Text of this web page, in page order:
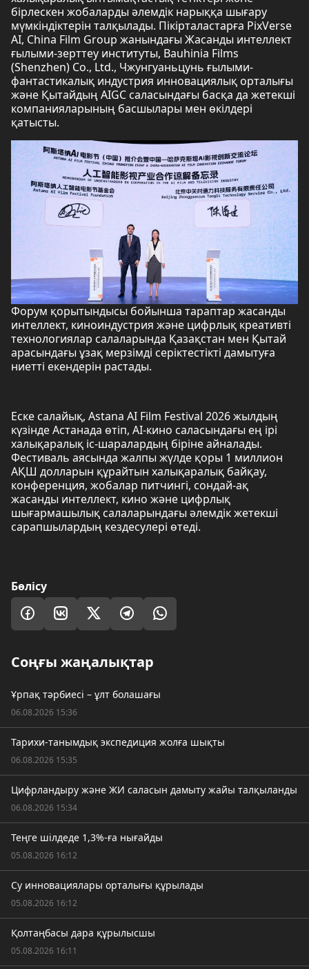
бірлескен жобаларды әлемдік нарыққа шығару
мүмкіндіктерін талқылады. Пікірталастарға PixVerse
AI, China Film Group жанындағы Жасанды интеллект
ғылыми-зерттеу институты, Bauhinia Films
(Shenzhen) Co., Ltd., Чжунгуаньцунь ғылыми-
фантастикалық индустрия инновациялық орталығы
және Қытайдың AIGC саласындағы басқа да жетекші
компанияларының басшылары мен өкілдері
қатысты.
Форум қорытындысы бойынша тараптар жасанды
интеллект, киноиндустрия және цифрлық креативті
технологиялар салаларында Қазақстан мен Қытай
арасындағы ұзақ мерзімді серіктестікті дамытуға
ниетті екендерін растады.
Еске салайық, Astana AI Film Festival 2026 жылдың
күзінде Астанада өтіп, AI-кино саласындағы ең ірі
халықаралық іс-шаралардың біріне айналады.
Фестиваль аясында жалпы жүлде қоры 1 миллион
АҚШ долларын құрайтын халықаралық байқау,
конференция, жобалар питчингі, сондай-ақ
жасанды интеллект, кино және цифрлық
шығармашылық салаларындағы әлемдік жетекші
сарапшылардың кездесулері өтеді.
Бөлісу
Соңғы жаңалықтар
Ұрпақ тәрбиесі – ұлт болашағы
06.08.2026 15:36
Тарихи-танымдық экспедиция жолға шықты
06.08.2026 15:35
Цифрландыру және ЖИ саласын дамыту жайы талқыланды
06.08.2026 15:34
Теңге шілдеде 1,3%-ға нығайды
05.08.2026 16:12
Су инновациялары орталығы құрылады
05.08.2026 16:12
Қолтаңбасы дара құрылысшы
05.08.2026 16:11